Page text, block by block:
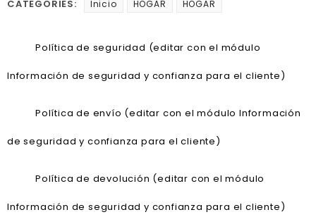
CATEGORIES: Inicio HOGAR HOGAR
Política de seguridad (editar con el módulo
Información de seguridad y confianza para el cliente)
Política de envío (editar con el módulo Información
de seguridad y confianza para el cliente)
Política de devolución (editar con el módulo
Información de seguridad y confianza para el cliente)